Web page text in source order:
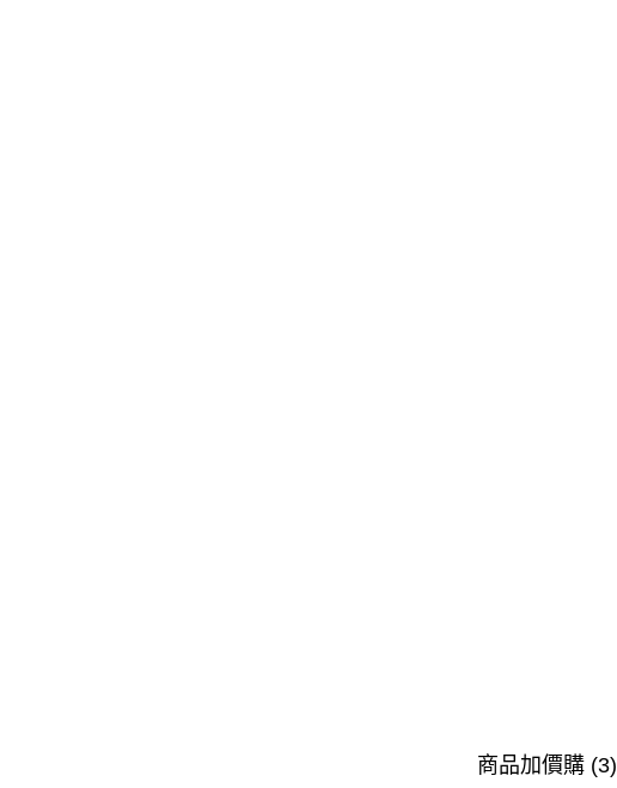
商品加價購 (3)